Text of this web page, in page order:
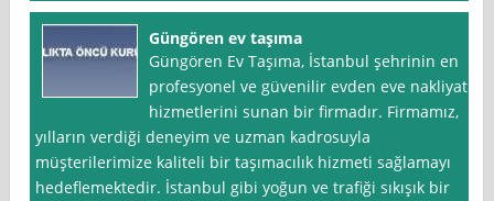
Güngören ev taşıma
Güngören Ev Taşıma, İstanbul şehrinin en
profesyonel ve güvenilir evden eve nakliyat
hizmetlerini sunan bir firmadır. Firmamız,
yılların verdiği deneyim ve uzman kadrosuyla
müşterilerimize kaliteli bir taşımacılık hizmeti sağlamayı
hedeflemektedir. İstanbul gibi yoğun ve trafiği sıkışık bir